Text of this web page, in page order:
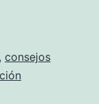
, consejos